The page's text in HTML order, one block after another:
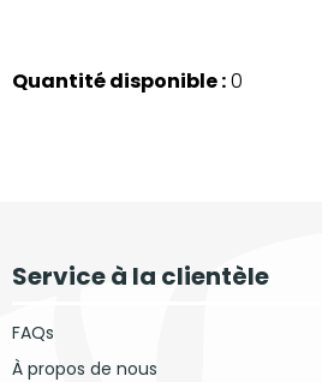
Quantité disponible :0
Service à la clientèle
FAQs
À propos de nous